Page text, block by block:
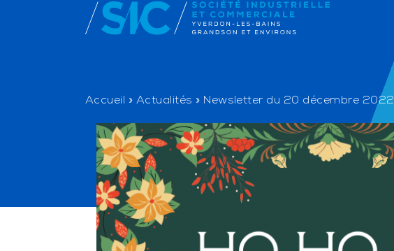
Accueil » Actualités » Newsletter du 20 décembre 2022